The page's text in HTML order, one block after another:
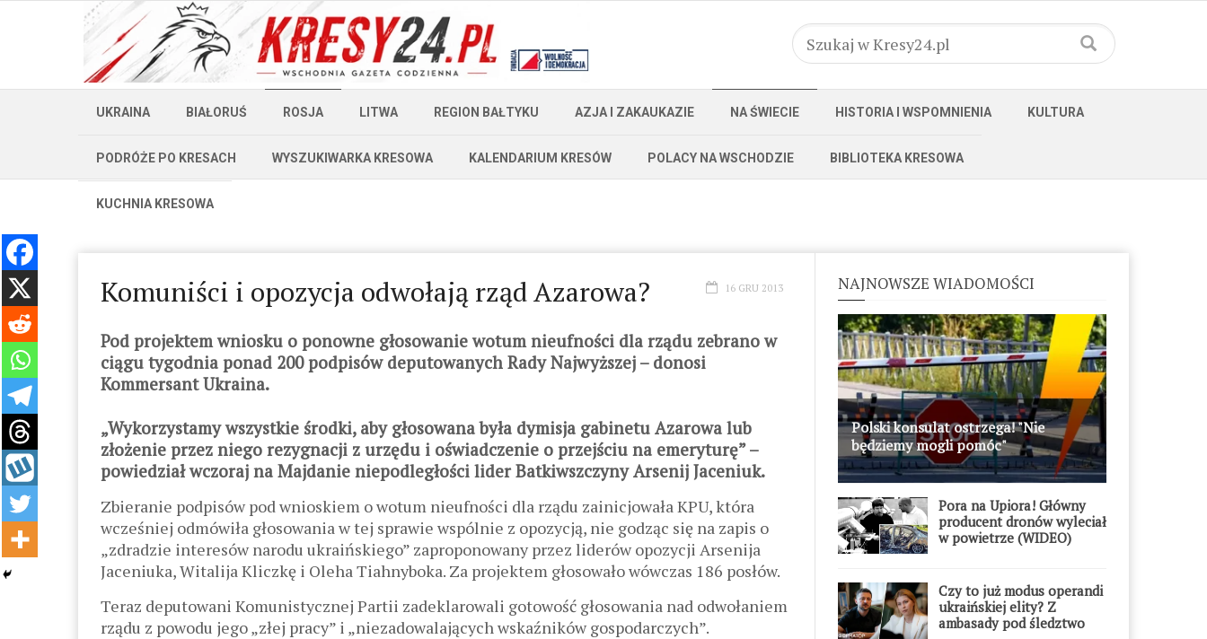
UKRAINA BIAŁORUŚ ROSJA LITWA REGION BAŁTYKU AZJA I ZAKAUKAZIE NA ŚWIECIE HISTORIA I WSPOMNIENIA KULTURA
PODRÓŻE PO KRESACH WYSZUKIWARKA KRESOWA KALENDARIUM KRESÓW POLACY NA WSCHODZIE BIBLIOTEKA KRESOWA
KUCHNIA KRESOWA
Komuniści i opozycja odwołają rząd Azarowa? 16 GRU 2013
Pod projektem wniosku o ponowne głosowanie wotum nieufności dla rządu zebrano w
ciągu tygodnia ponad 200 podpisów deputowanych Rady Najwyższej – donosi
Kommersant Ukraina.
„Wykorzystamy wszystkie środki, aby głosowana była dymisja gabinetu Azarowa lub
złożenie przez niego rezygnacji z urzędu i oświadczenie o przejściu na emeryturę” –
powiedział wczoraj na Majdanie niepodległości lider Batkiwszczyny Arsenij Jaceniuk.
Zbieranie podpisów pod wnioskiem o wotum nieufności dla rządu zainicjowała KPU, która
wcześniej odmówiła głosowania w tej sprawie wspólnie z opozycją, nie godząc się na zapis o
„zdradzie interesów narodu ukraińskiego” zaproponowany przez liderów opozycji Arsenija
Jaceniuka, Witalija Kliczkę i Oleha Tiahnyboka. Za projektem głosowało wówczas 186 posłów.
Teraz deputowani Komunistycznej Partii zadeklarowali gotowość głosowania nad odwołaniem
rządu z powodu jego „złej pracy” i „niezadowalających wskaźników gospodarczych”.
NAJNOWSZE WIADOMOŚCI
Polski konsulat ostrzega! "Nie
będziemy mogli pomóc"
Pora na Upiora! Główny
producent dronów wyleciał
w powietrze (WIDEO)
Czy to już modus operandi
ukraińskiej elity? Z
ambasady pod śledztwo